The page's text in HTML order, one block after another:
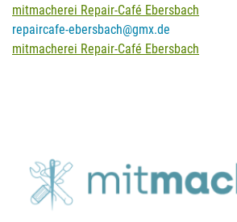
mitmacherei Repair-Café Ebersbach
repaircafe-ebersbach@gmx.de
mitmacherei Repair-Café Ebersbach